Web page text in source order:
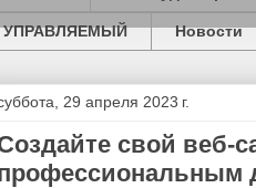
УПРАВЛЯЕМЫЙ Новости
29 апреля 2023 г.
свой веб-